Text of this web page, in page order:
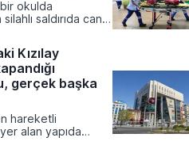
bildirirken,
oranı ve temaslı
ilişkin güncel
paylaşıldı.
okulda
saldırıda can
okulda
olayda saldırgan
kaybetti.
Kızılay
gerçek başka
hareketli
alan yapıda